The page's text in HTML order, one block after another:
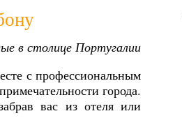
в столице Португалии
с профессиональным
города.
вас из отеля или